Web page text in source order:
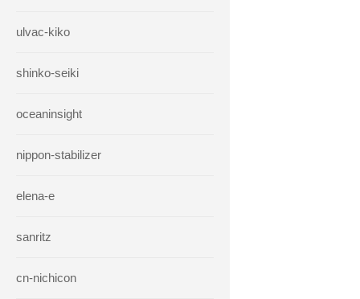
ulvac-kiko
shinko-seiki
oceaninsight
nippon-stabilizer
elena-e
sanritz
cn-nichicon